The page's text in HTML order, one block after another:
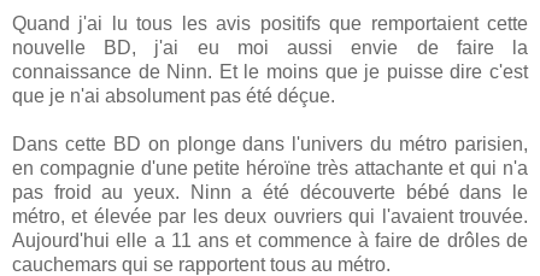
Quand j'ai lu tous les avis positifs que remportaient cette
nouvelle BD, j'ai eu moi aussi envie de faire la
connaissance de Ninn. Et le moins que je puisse dire c'est
que je n'ai absolument pas été déçue.
Dans cette BD on plonge dans l'univers du métro parisien,
en compagnie d'une petite héroïne très attachante et qui n'a
pas froid au yeux. Ninn a été découverte bébé dans le
métro, et élevée par les deux ouvriers qui l'avaient trouvée.
Aujourd'hui elle a 11 ans et commence à faire de drôles de
cauchemars qui se rapportent tous au métro.